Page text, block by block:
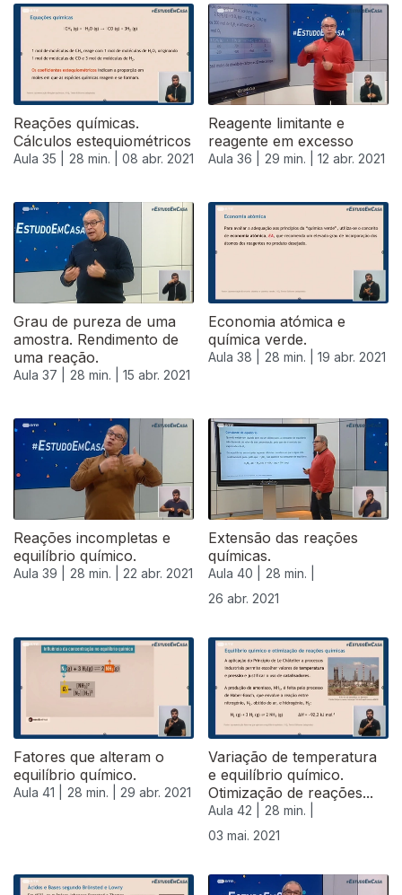
Reações químicas.
Cálculos estequiométricos
Aula 35 | 28 min. | 08 abr. 2021
Reagente limitante e
reagente em excesso
Aula 36 | 29 min. | 12 abr. 2021
Grau de pureza de uma
amostra. Rendimento de
uma reação.
Aula 37 | 28 min. | 15 abr. 2021
Economia atómica e
química verde.
Aula 38 | 28 min. | 19 abr. 2021
Reações incompletas e
equilíbrio químico.
Aula 39 | 28 min. | 22 abr. 2021
Extensão das reações
químicas.
Aula 40 |
28 min. |
26 abr. 2021
Fatores que alteram o
equilíbrio químico.
Aula 41 | 28 min. | 29 abr. 2021
Variação de temperatura
e equilíbrio químico.
Otimização de reações...
Aula 42 |
28 min. |
03 mai. 2021